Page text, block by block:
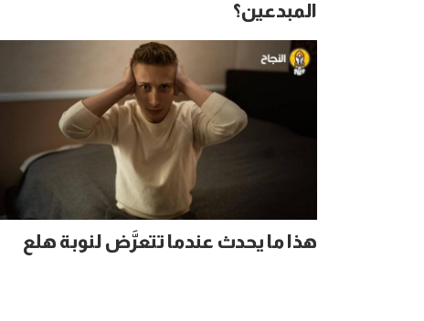
المبدعين؟
هذا ما يحدث عندما تتعرَّض لنوبة هلع